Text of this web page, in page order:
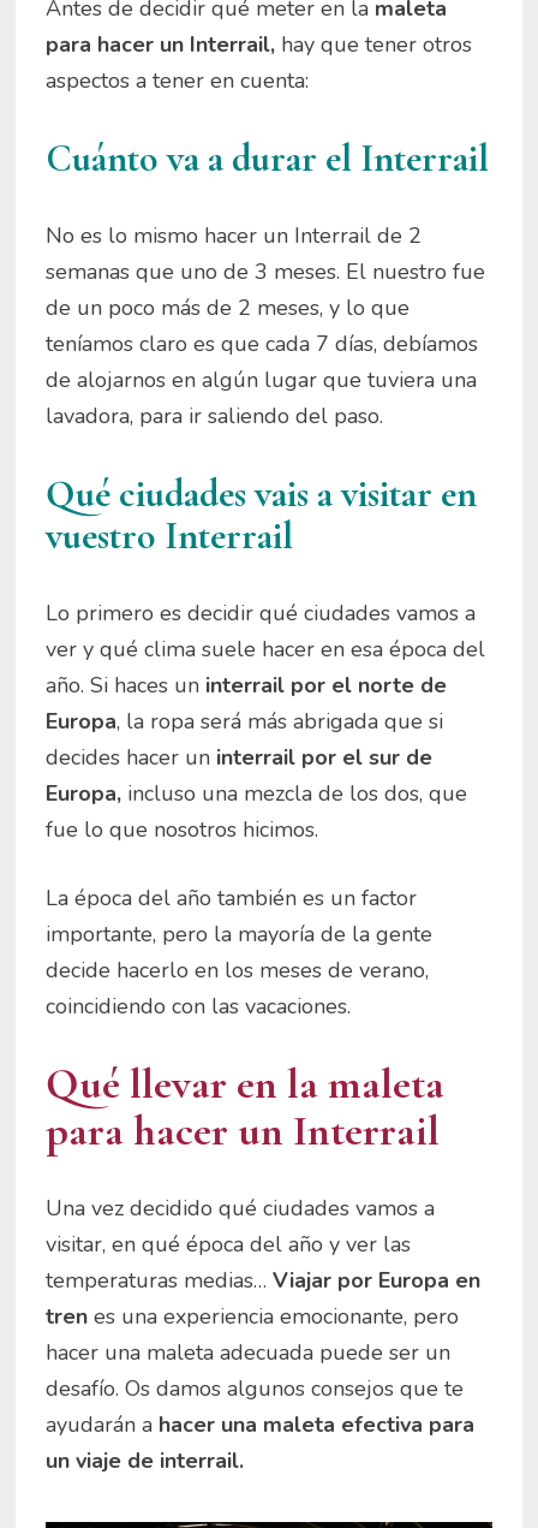
Antes de decidir qué meter en lamaleta
para hacer un Interrail,hay que tener otros
aspectos a tener en cuenta:
Cuánto va a durar el Interrail
No es lo mismo hacer un Interrail de 2
semanas que uno de 3 meses. El nuestro fue
de un poco más de 2 meses, y lo que
teníamos claro es que cada 7 días, debíamos
de alojarnos en algún lugar que tuviera una
lavadora, para ir saliendo del paso.
Qué ciudadesvais a visitar en
vuestro Interrail
Lo primero es decidir qué ciudades vamos a
ver y qué clima suele hacer en esa época del
año. Si haces un interrail por el norte de
Europa, la ropa será más abrigada que si
decides hacer un interrail por el sur de
Europa,incluso una mezcla de los dos, que
fue lo que nosotros hicimos.
La época del año también es un factor
importante, pero la mayoría de la gente
decide hacerlo en los meses de verano,
coincidiendo con las vacaciones.
Qué llevar en la maleta
para hacer un Interrail
Una vez decidido qué ciudades vamos a
visitar, en qué época del año y ver las
temperaturas medias… Viajar por Europa en
trenes una experiencia emocionante, pero
hacer una maleta adecuada puede ser un
desafío. Os damos algunos consejos que te
ayudarán a hacer una maleta efectiva para
un viaje de interrail.